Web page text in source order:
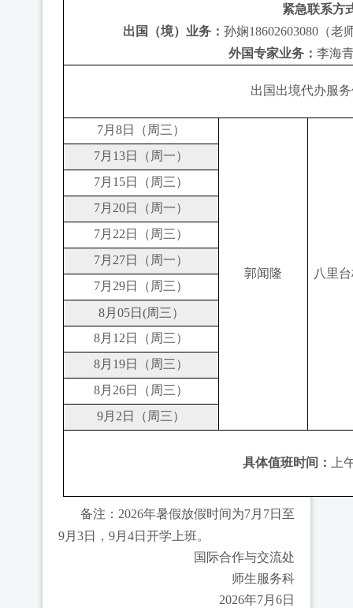
紧急联系方
出国（境）业务： 孙娴18602603080（老
外国专家业务： 李海
出国出境代办服
7月 8日（周三）
郭闻隆 八里
7月 13日（周一）
7月 15日（周三）
7月 20日（周一）
7月 22 日（周三）
7月 27日（周一）
7月 29日（周三）
8月 05日 (周三）
8月1 2 日（周三）
8月 19日（周三）
8月 26日（周三）
9月 2 日（周三）
具体值班时间： 上
备注： 2026年暑假放假时间为7月 7日至
9月 3日， 9月 4日开学上班。
国际合作与交流处
师生服务科
2026年7月 6日